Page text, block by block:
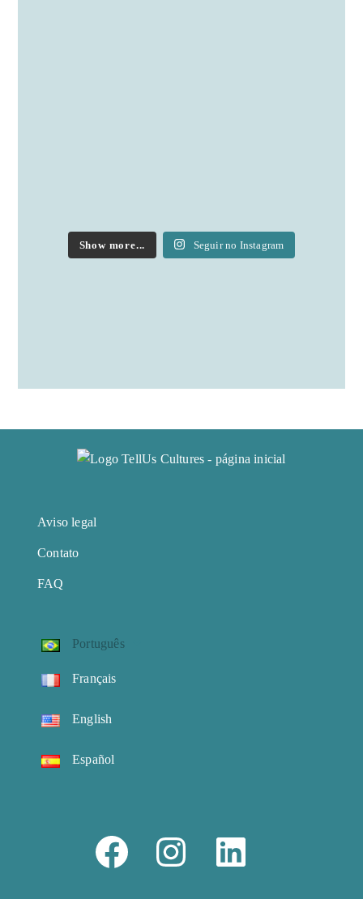
Show more... Seguir no Instagram
Aviso legal
Contato
FAQ
Português
Français
English
Español